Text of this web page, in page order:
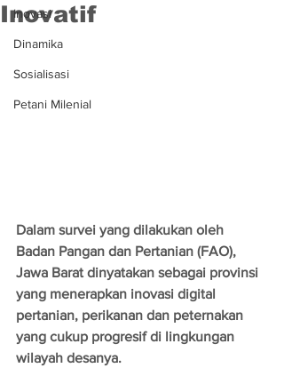
Inovasi
Dinamika
Sosialisasi
Petani Milenial
Inovatif
Dalam survei yang dilakukan oleh
Badan Pangan dan Pertanian (FAO),
Jawa Barat dinyatakan sebagai provinsi
yang menerapkan inovasi digital
pertanian, perikanan dan peternakan
yang cukup progresif di lingkungan
wilayah desanya.